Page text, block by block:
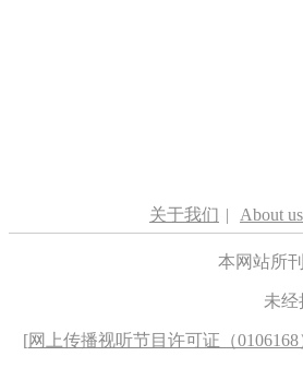
关于我们 | About us
本网站所
未
[网上传播视听节目许可证（0106168